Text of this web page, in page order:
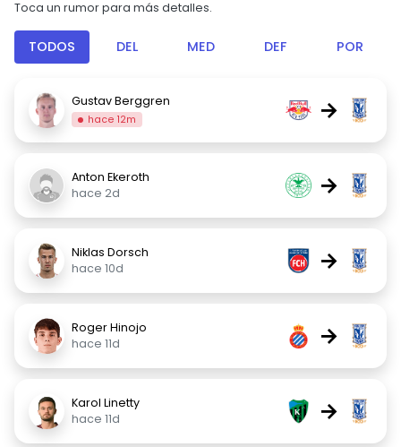
Toca un rumor para más detalles.
TODOS DEL MED DEF POR
Gustav Berggren
hace 12m →
Anton Ekeroth
hace 2d
→
Niklas Dorsch
hace 10d
→
Roger Hinojo
hace 11d
→
Karol Linetty
hace 11d
→